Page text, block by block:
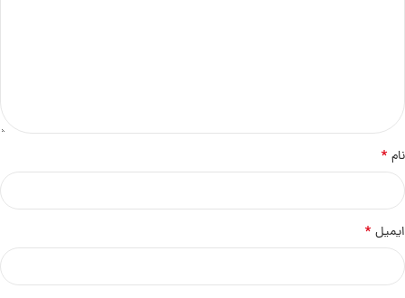
نام *
ایمیل *